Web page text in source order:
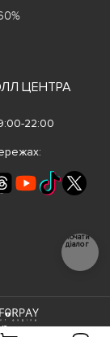
ЦЕНТРА
22:00
Почати
діалог